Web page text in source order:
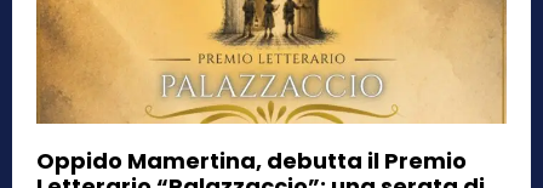
Oppido Mamertina, debutta il Premio